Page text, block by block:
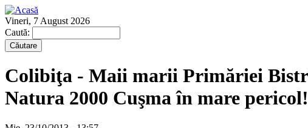
Vineri, 7 August 2026
Caută:
Colibiţa - Maii marii Primăriei
Natura 2000 Cuşma în mare pericol!